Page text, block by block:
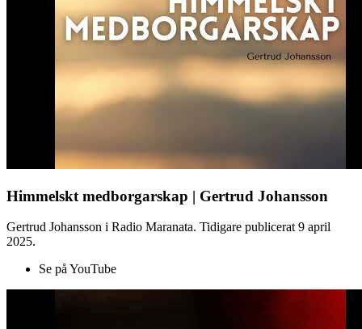
Himmelskt medborgarskap | Gertrud Johansson
Gertrud Johansson i Radio Maranata. Tidigare publicerat 9 april
2025.
Se på YouTube